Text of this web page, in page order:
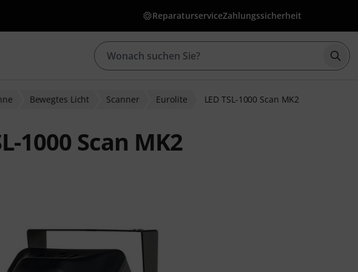
ReparaturserviceZahlungssicherheit
Bewegtes Licht Scanner Eurolite LED TSL-1000 Scan MK2
1000 Scan MK2
aus 8 Kundenbewertungen